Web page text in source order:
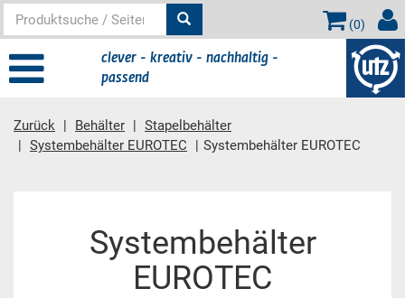
(0)
clever - kreativ - nachhaltig -
passend
Zurück Behälter
Stapelbehälter
Systembehälter EUROTEC
Systembehälter EUROTEC
Systembehälter
EUROTEC